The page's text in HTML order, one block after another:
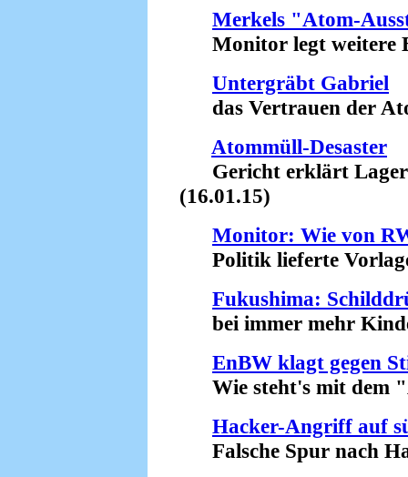
Merkels "Atom-
Monitor legt weitere
Untergräbt Gabriel
das Vertrauen der
Atommüll-Desaster
Gericht erklärt Lager
(16.01.15)
Monitor: Wie von
Politik lieferte
Fukushima:
bei immer mehr
EnBW klagt gegen
Wie steht's mit dem
Hacker-Angriff auf
Falsche Spur nach